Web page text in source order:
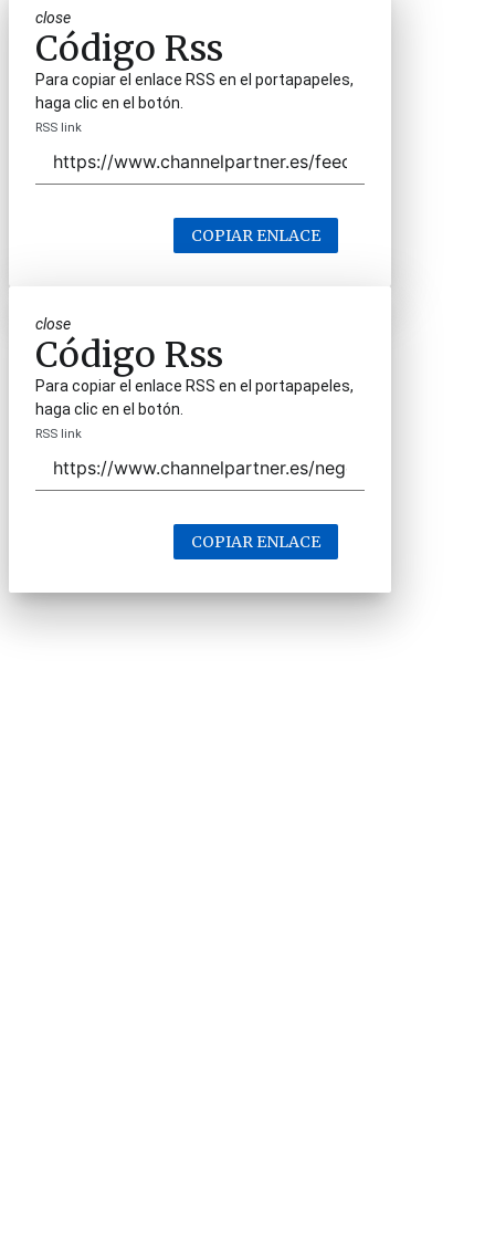
close
Código Rss
Para copiar el enlace RSS en el portapapeles,
haga clic en el botón.
RSS link
COPIAR ENLACE
close
Código Rss
Para copiar el enlace RSS en el portapapeles,
haga clic en el botón.
RSS link
COPIAR ENLACE